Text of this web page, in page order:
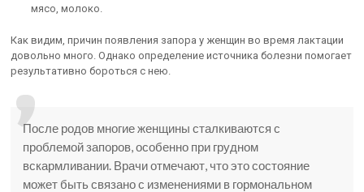
мясо, молоко.
Как видим, причин появления запора у женщин во время лактации
довольно много. Однако определение источника болезни помогает
результативно бороться с нею.
После родов многие женщины сталкиваются с
проблемой запоров, особенно при грудном
вскармливании. Врачи отмечают, что это состояние
может быть связано с изменениями в гормональном